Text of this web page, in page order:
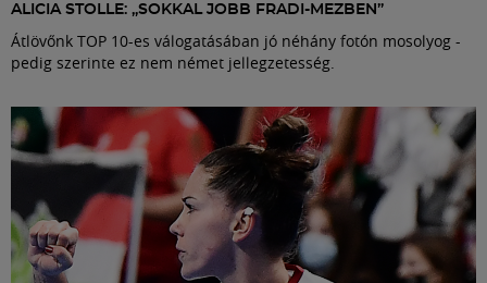
ALICIA STOLLE: „SOKKAL JOBB FRADI-MEZBEN”
Átlövőnk TOP 10-es válogatásában jó néhány fotón mosolyog -
pedig szerinte ez nem német jellegzetesség.